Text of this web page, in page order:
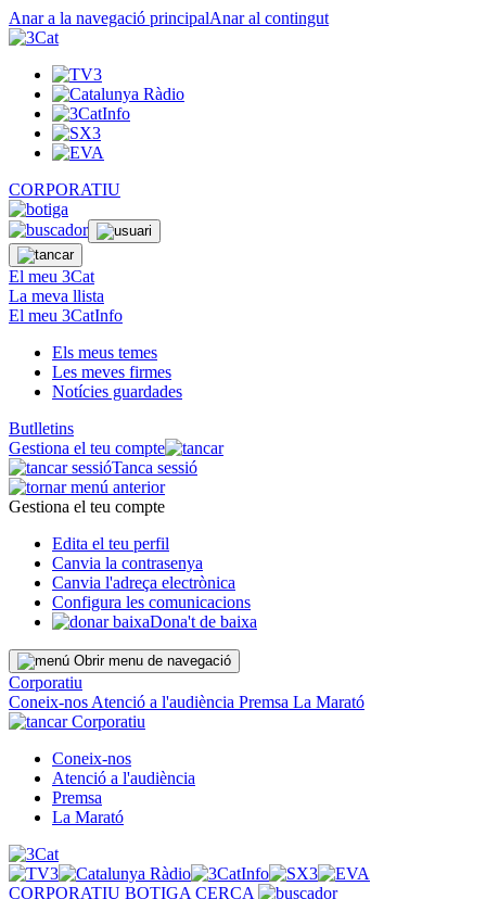
Anar a la navegació principalAnar al contingut
CORPORATIU
El meu 3Cat
La meva llista
El meu 3CatInfo
Els meus temes
Les meves firmes
Notícies guardades
Butlletins
Gestiona el teu compte
Tanca sessió
Gestiona el teu compte
Edita el teu perfil
Canvia la contrasenya
Canvia l'adreça electrònica
Configura les comunicacions
Dona't de baixa
Obrir menu de navegació
Corporatiu
Coneix-nos Atenció a l'audiència Premsa La Marató
Corporatiu
Coneix-nos
Atenció a l'audiència
Premsa
La Marató
CORPORATIU BOTIGA CERCA